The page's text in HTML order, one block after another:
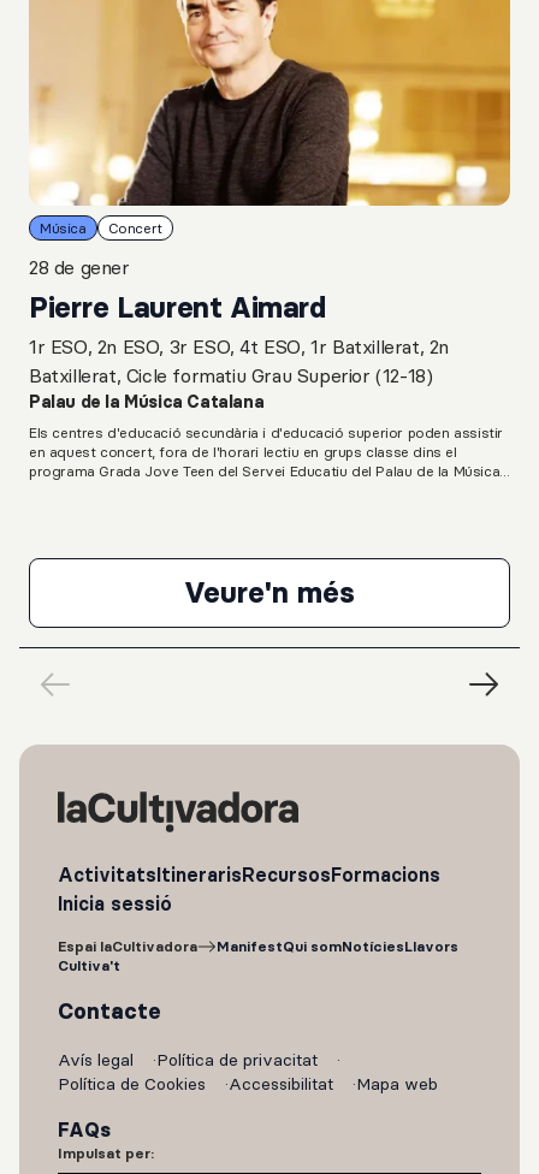
Música Concert
28 de gener
Pierre Laurent Aimard
1r ESO, 2n ESO, 3r ESO, 4t ESO, 1r Batxillerat, 2n
Batxillerat, Cicle formatiu Grau Superior (12-18)
Palau de la Música Catalana
Els centres d'educació secundària i d'educació superior poden assistir
en aquest concert, fora de l'horari lectiu en grups classe dins el
programa Grada Jove Teen del Servei Educatiu del Palau de la Música
Veure'n mésPierre Laurent
ActivitatsItinerarisRecursosFormacions
Inicia sessió
Espai laCultivadora ManifestQui somNotíciesLlavors
Cultiva't
Contacte
Avís legal
Política de privacitat
Política de Cookies
Accessibilitat Mapa web
FAQs
Impulsat per: